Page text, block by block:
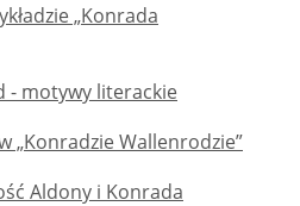
„Konrada
- motywy literackie
„Konradzie Wallenrodzie”
Aldony i Konrada